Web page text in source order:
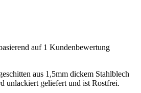
auf 1 Kundenbewertung
aus 1,5mm dickem Stahlblech
unlackiert geliefert und ist Rostfrei.